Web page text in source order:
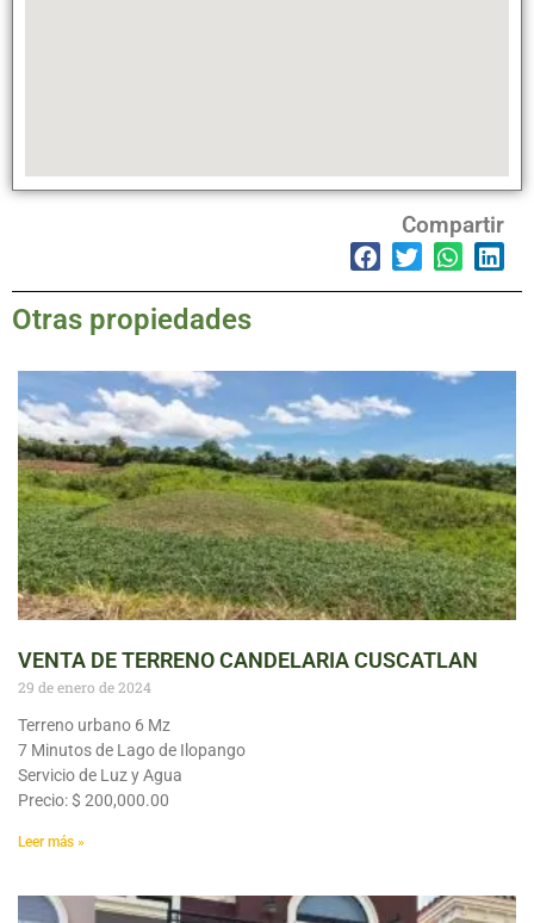
Compartir
Otras propiedades
VENTA DE TERRENO CANDELARIA CUSCATLAN
29 de enero de 2024
Terreno urbano 6 Mz
7 Minutos de Lago de Ilopango
Servicio de Luz y Agua
Precio: $ 200,000.00
Leer más »